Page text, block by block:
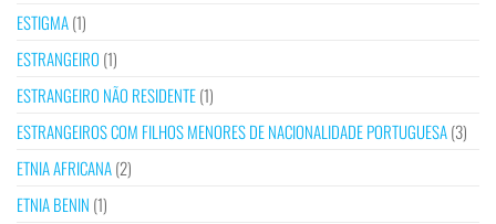
ESTIGMA(1)
ESTRANGEIRO (1)
ESTRANGEIRO NÃO RESIDENTE(1)
ESTRANGEIROS COM FILHOS MENORES DE NACIONALIDADE PORTUGUESA(3)
ETNIA AFRICANA(2)
ETNIA BENIN (1)